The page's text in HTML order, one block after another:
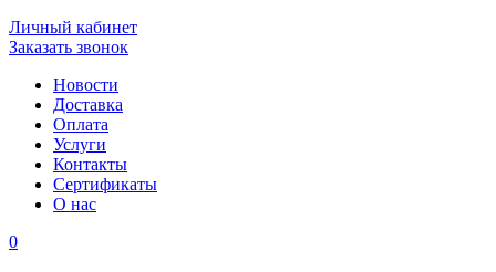
Личный кабинет
Заказать звонок
Новости
Доставка
Оплата
Услуги
Контакты
Cертификаты
О нас
0